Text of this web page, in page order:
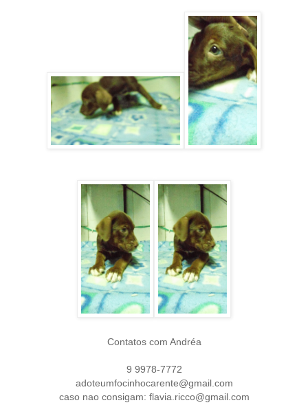
Contatos com Andréa
9 9978-7772
adoteumfocinhocarente@gmail.com
caso nao consigam: flavia.ricco@gmail.com